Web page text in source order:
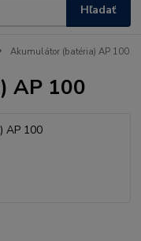
Hľadať
Akumulátor (batéria) AP 100
AP 100